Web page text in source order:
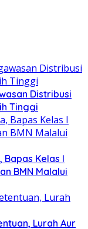
Distribusi
Tinggi
Kelas I
BMN Malalui
Lurah Aur